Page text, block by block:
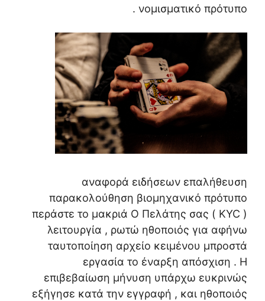
νομισματικό πρότυπο .
αναφορά ειδήσεων επαλήθευση
παρακολούθηση βιομηχανικό πρότυπο
περάστε το μακριά Ο Πελάτης σας ( KYC )
λειτουργία , ρωτώ ηθοποιός για αφήνω
ταυτοποίηση αρχείο κειμένου μπροστά
εργασία το έναρξη απόσχιση . Η
επιβεβαίωση μήνυση υπάρχω ευκρινώς
εξήγησε κατά την εγγραφή , και ηθοποιός